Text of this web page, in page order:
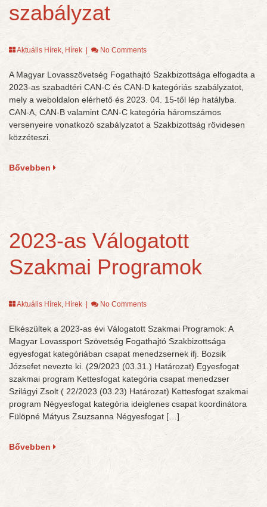
szabályzat
Aktuális Hírek, Hírek No Comments
A Magyar Lovasszövetség Fogathajtó Szakbizottsága elfogadta a
2023-as szabadtéri CAN-C és CAN-D kategóriás szabályzatot,
mely a weboldalon elérhető és 2023. 04. 15-től lép hatályba.
CAN-A, CAN-B valamint CAN-C kategória háromszámos
versenyeire vonatkozó szabályzatot a Szakbizottság rövidesen
közzéteszi.
Bővebben
2023-as Válogatott
Szakmai Programok
Aktuális Hírek, Hírek No Comments
Elkészültek a 2023-as évi Válogatott Szakmai Programok: A
Magyar Lovassport Szövetség Fogathajtó Szakbizottsága
egyesfogat kategóriában csapat menedzsernek ifj. Bozsik
Józsefet nevezte ki. (29/2023 (03.31.) Határozat) Egyesfogat
szakmai program Kettesfogat kategória csapat menedzser
Szilágyi Zsolt ( 22/2023 (03.23) Határozat) Kettesfogat szakmai
program Négyesfogat kategória ideiglenes csapat koordinátora
Fülöpné Mátyus Zsuzsanna Négyesfogat […]
Bővebben